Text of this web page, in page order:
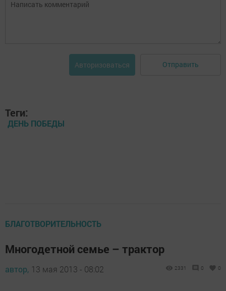
Авторизоваться Отправить
Теги:
ДЕНЬ ПОБЕДЫ
БЛАГОТВОРИТЕЛЬНОСТЬ
Многодетной семье – трактор
автор, 13 мая 2013 - 08:02 2331 0 0